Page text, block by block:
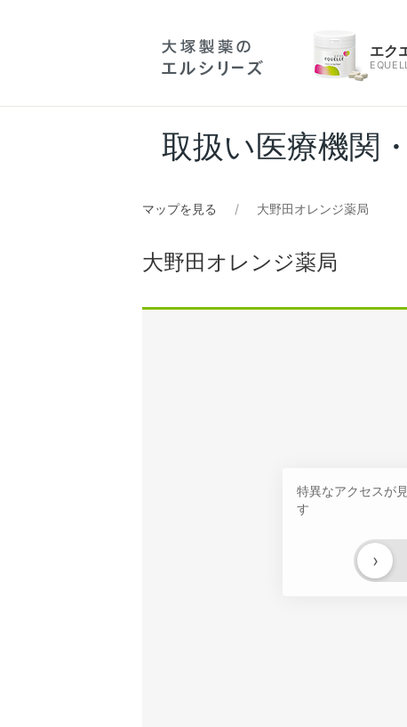
エク
取扱い医療機関
マップを見る 大野田オレンジ薬局
大野田オレンジ薬局
特異なアクセスが
す
›